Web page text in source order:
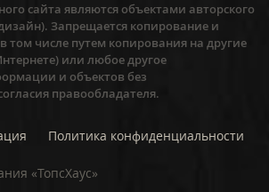
сайта являются объектами авторского
Запрещается копирование и
том числе путем копирования на другие
или любое другое
и объектов без
правообладателя.
Политика конфиденциальности
«ТопсХаус»